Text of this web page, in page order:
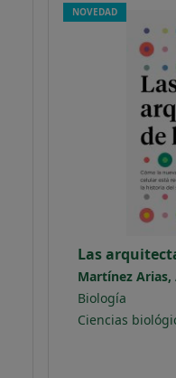
NOVEDAD
Las
Martínez Arias,
Biología
Ciencias